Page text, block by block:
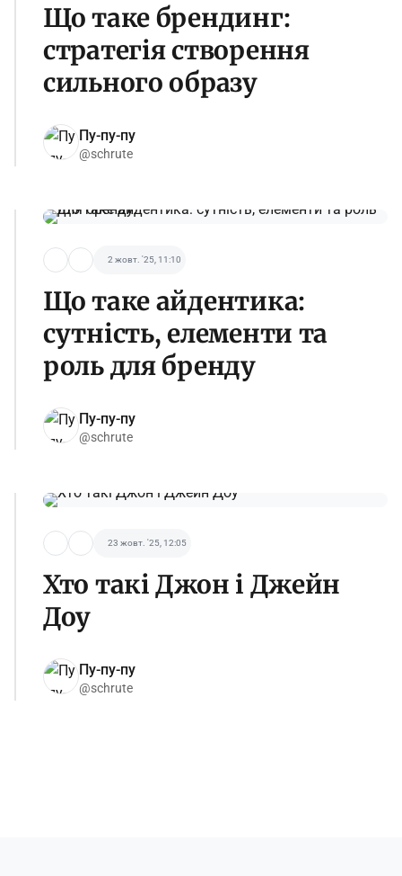
Що таке брендинг:
стратегія створення
сильного образу
Пу-пу-пу
@schrute
2 жовт. '25, 11:10
Що таке айдентика:
сутність, елементи та
роль для бренду
Пу-пу-пу
@schrute
23 жовт. '25, 12:05
Хто такі Джон і Джейн
Доу
Пу-пу-пу
@schrute